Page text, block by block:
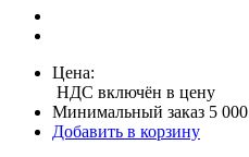
Цена:
НДС включён в цену
Минимальный заказ 5 000
Добавить в корзину